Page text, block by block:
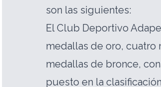
son las siguientes:
El Club Deportivo
medallas de oro, cuatro
medallas de bronce,
puesto en la